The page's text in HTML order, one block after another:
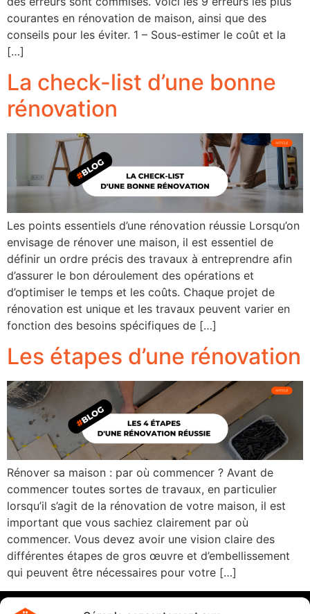
courantes en rénovation de maison, ainsi que des
conseils pour les éviter. 1 – Sous-estimer le coût et la
[…]
La check-list d’une bonne
rénovation
Les points essentiels d’une rénovation réussie Lorsqu’on
envisage de rénover une maison, il est essentiel de
définir un ordre précis des travaux à entreprendre afin
d’assurer le bon déroulement des opérations et
d’optimiser le temps et les coûts. Chaque projet de
rénovation est unique et les travaux peuvent varier en
fonction des besoins spécifiques de […]
Les étapes d’une rénovation
Rénover sa maison : par où commencer ? Avant de
commencer toutes sortes de travaux, en particulier
lorsqu’il s’agit de la rénovation de votre maison, il est
important que vous sachiez clairement par où
commencer. Vous devez avoir une vision claire des
différentes étapes de gros œuvre et d’embellissement
qui peuvent être nécessaires pour votre […]